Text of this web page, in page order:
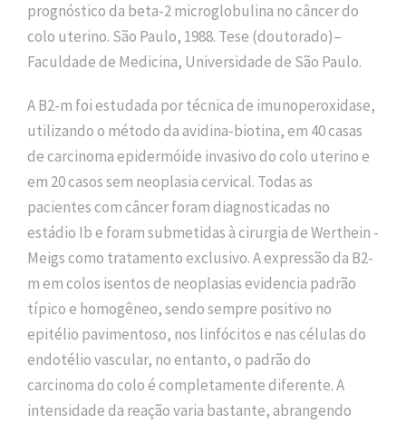
prognóstico da beta-2 microglobulina no câncer do
colo uterino. São Paulo, 1988. Tese (doutorado)–
Faculdade de Medicina, Universidade de São Paulo.
A B2-m foi estudada por técnica de imunoperoxidase,
utilizando o método da avidina-biotina, em 40 casas
de carcinoma epidermóide invasivo do colo uterino e
em 20 casos sem neoplasia cervical. Todas as
pacientes com câncer foram diagnosticadas no
estádio Ib e foram submetidas à cirurgia de Werthein -
Meigs como tratamento exclusivo. A expressão da B2-
m em colos isentos de neoplasias evidencia padrão
típico e homogêneo, sendo sempre positivo no
epitélio pavimentoso, nos linfócitos e nas células do
endotélio vascular, no entanto, o padrão do
carcinoma do colo é completamente diferente. A
intensidade da reação varia bastante, abrangendo